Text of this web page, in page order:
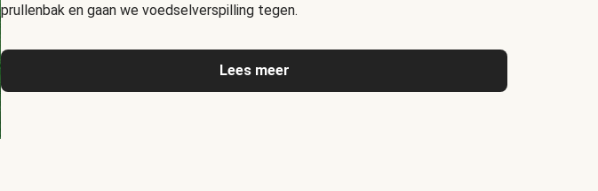
prullenbak en gaan we voedselverspilling tegen.
Lees meer